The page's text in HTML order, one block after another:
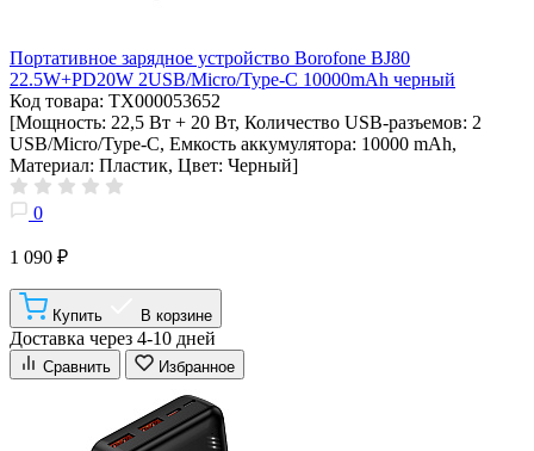
Портативное зарядное устройство Borofone BJ80
22.5W+PD20W 2USB/Micro/Type-C 10000mAh черный
Код товара: ТХ000053652
[Мощность: 22,5 Вт + 20 Вт, Количество USB-разъемов: 2
USB/Micro/Type-C, Емкость аккумулятора: 10000 mAh,
Материал: Пластик, Цвет: Черный]
0
1 090 ₽
Купить В корзине
Доставка через 4-10 дней
Сравнить Избранное